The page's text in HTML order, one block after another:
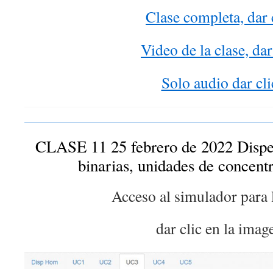
Clase completa,
Video de la clase,
Solo audio dar
CLASE 11 25 febrero de 2022
binarias, unidades de
Acceso al simulador para
dar clic en la